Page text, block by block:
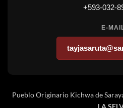
+593-032-
E-
Pueblo Originario Kichwa de
LA